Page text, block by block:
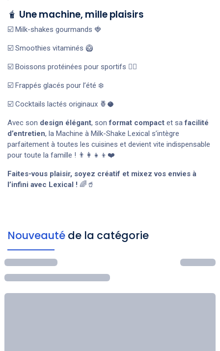
🧋 Une machine, mille plaisirs
☑️ Milk-shakes gourmands 🍓
☑️ Smoothies vitaminés 🥝
☑️ Boissons protéinées pour sportifs 🏋️‍♂️
☑️ Frappés glacés pour l’été ❄️
☑️ Cocktails lactés originaux 🍍🥥
Avec son design élégant, sonformat compact et safacilité
d’entretien, la Machine à Milk-Shake Lexical s’intègre
parfaitement à toutes les cuisines et devient vite indispensable
pour toute la famille ! 👨‍👩‍👧‍👦❤️
Faites-vous plaisir, soyez créatif et mixez vos envies à
l’infini avec Lexical ! 🌈🥤
Nouveauté de la catégorie